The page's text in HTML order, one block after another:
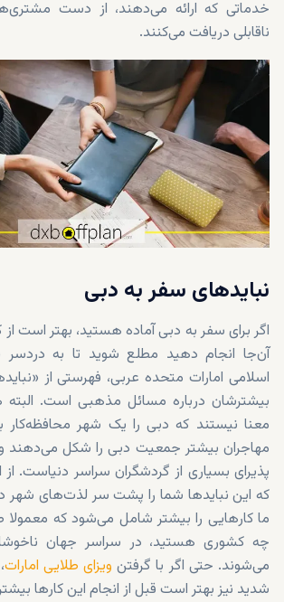
خدماتی که ارائه می‌دهند، از دست
ناقابلی دریافت می‌کنند.
نبایدهای سفر به دبی
اگر برای سفر به دبی آماده هستید، بهتر است از
آن‌جا انجام دهید مطلع شوید تا به دردسر
اسلامی امارات متحده عربی، فهرستی از
بیشترشان درباره مسائل مذهبی است.
معنا نیستند که دبی را یک شهر محافظه‌کار
مهاجران بیشتر جمعیت دبی را شکل می‌دهند
پذیرای بسیاری از گردشگران سراسر دنیاست. از
که این نبایدها شما را پشت سر لذت‌های شهر
ما کارهایی را بیشتر شامل می‌شود که معمولا
چه کشوری هستید، در سراسر جهان
می‌شوند. حتی اگر با گرفتن ویزای طلایی امارات
شدید نیز بهتر است قبل از انجام این کارها